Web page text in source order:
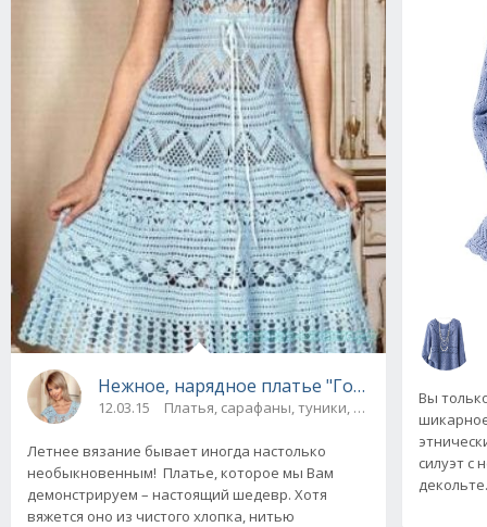
Нежное, нарядное платье "Голубая лагуна",
12.03.15 Платья, сарафаны, туники, юбки
Летнее вязание бывает иногда настолько
необыкновенным! Платье, которое мы Вам
демонстрируем – настоящий шедевр. Хотя
вяжется оно из чистого хлопка, нитью
Вы
силуэт с